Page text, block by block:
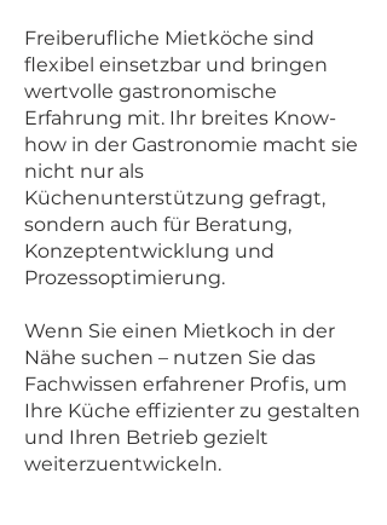
Freiberufliche Mietköche sind
flexibel einsetzbar und bringen
wertvolle gastronomische
Erfahrung mit. Ihr breites Know-
how in der Gastronomie macht sie
nicht nur als
Küchenunterstützung gefragt,
sondern auch für Beratung,
Konzeptentwicklung und
Prozessoptimierung.
Wenn Sie einen Mietkoch in der
Nähe suchen – nutzen Sie das
Fachwissen erfahrener Profis, um
Ihre Küche effizienter zu gestalten
und Ihren Betrieb gezielt
weiterzuentwickeln.